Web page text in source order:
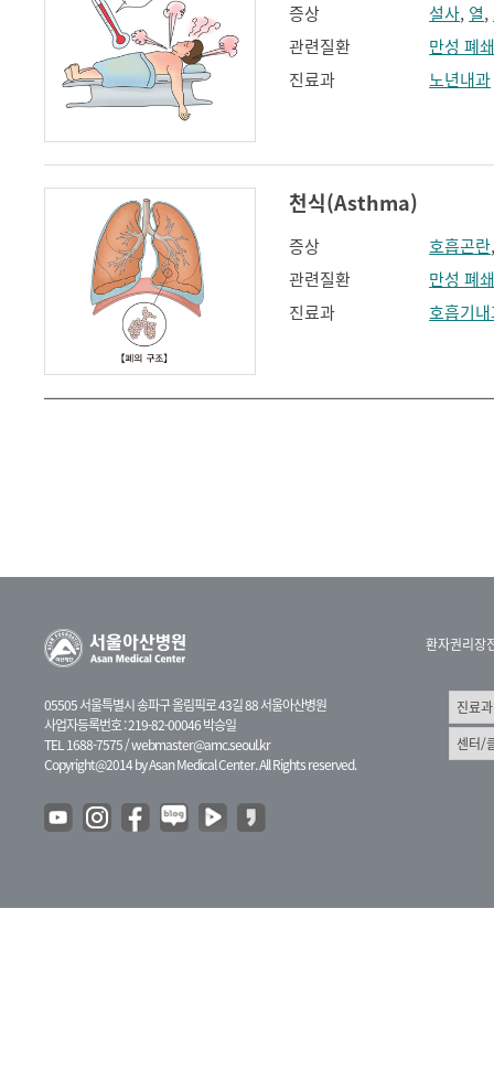
증상 설사, 열,
관련질환
만성 폐
진료과
노년내과
천식(Asthma)
증상 호흡곤란
관련질환
만성 폐
진료과
호흡기
05505 서울특별시 송파구 올림픽로 43길 88 서울아산병원
사업자등록번호 : 219-82-00046 박승일
TEL 1688-7575 /webmaster@amc.seoul.kr
Copyright@2014 by Asan Medical Center. All Rights reserved.
환자권리장